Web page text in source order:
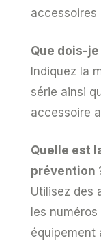
accessoires
Que dois-
Indiquez la
série ainsi
accessoire
Quelle est
prévention
Utilisez des
les
équipement